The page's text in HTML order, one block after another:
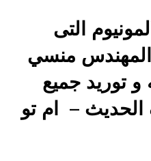
التى
منسي
و توريد جميع
الحديث – ام تو